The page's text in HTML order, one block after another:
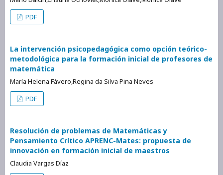
PDF
La intervención psicopedagógica como opción teórico-
metodológica para la formación inicial de profesores de
matemática
María Helena Fávero,Regina da Silva Pina Neves
PDF
Resolución de problemas de Matemáticas y
Pensamiento Crítico APRENC-Mates: propuesta de
innovación en formación inicial de maestros
Claudia Vargas Díaz